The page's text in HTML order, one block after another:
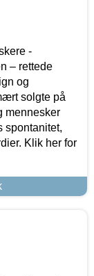
-
– rettede
og
solgte på
mennesker
spontanitet,
Klik her for